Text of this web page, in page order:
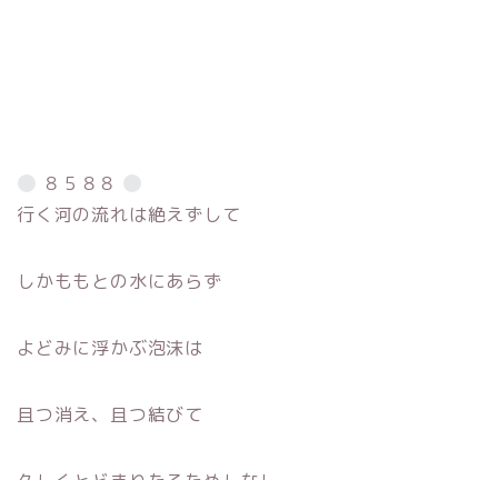
８５８８
行く河の流れは絶えずして
しかももとの水にあらず
よどみに浮かぶ泡沫は
且つ消え、且つ結びて